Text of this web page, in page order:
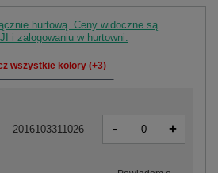
hurtową. Ceny widoczne są
i zalogowaniu w hurtowni.
wszystkie kolory (+3)
2016103311026 - +